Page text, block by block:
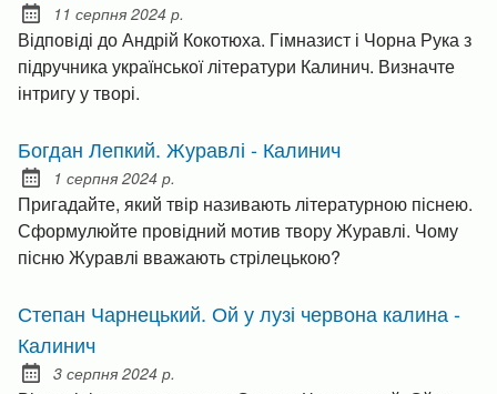
Posted on:
11 серпня 2024 р.
Відповіді до Андрій Кокотюха. Гімназист і Чорна Рука з
підручника української літератури Калинич. Визначте
інтригу у творі.
Богдан Лепкий. Журавлі - Калинич
Posted on:
1 серпня 2024 р.
Пригадайте, який твір називають літературною піснею.
Сформулюйте провідний мотив твору Журавлі. Чому
пісню Журавлі вважають стрілецькою?
Степан Чарнецький. Ой у лузі червона калина -
Калинич
Posted on:
3 серпня 2024 р.